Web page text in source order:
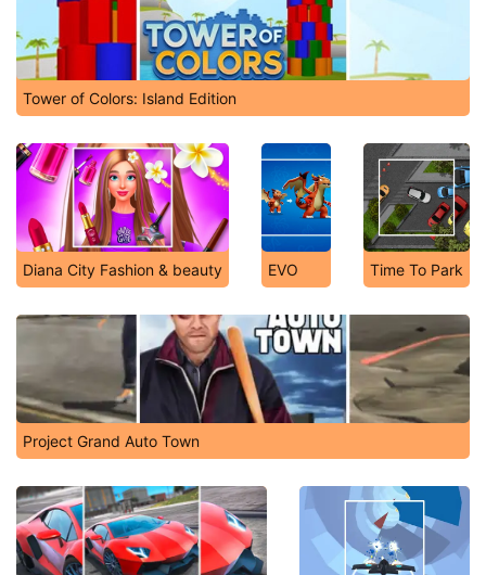
Tower of Colors: Island Edition
Diana City Fashion & beauty EVO Time To Park
Project Grand Auto Town